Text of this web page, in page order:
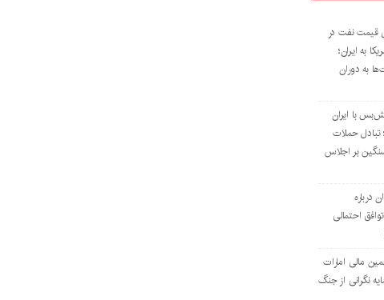
قیمت نفت در
به ایران؛
به دوران
با ایران
حملات
بر اجلاس
درباره
احتمالی
مالی امارات
نگرانی از جنگ